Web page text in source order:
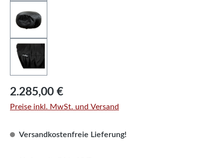
Regulärer Preis:
2.285,00 €
Preise inkl. MwSt. und Versand
Versandkostenfreie Lieferung!